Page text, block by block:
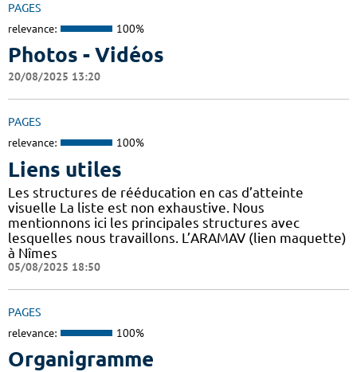
PAGES
relevance: 100%
Photos - Vidéos
20/08/2025 13:20
PAGES
relevance: 100%
Liens utiles
Les structures de rééducation en cas d’atteinte
visuelle La liste est non exhaustive. Nous
mentionnons ici les principales structures avec
lesquelles nous travaillons. L’ARAMAV (lien maquette)
à Nîmes
05/08/2025 18:50
PAGES
relevance: 100%
Organigramme